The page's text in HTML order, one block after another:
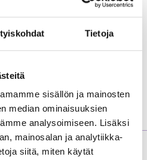
Tietoja
sisällön ja mainosten
median ominaisuuksien
analysoimiseen. Lisäksi
mainosalan ja analytiikka-
siitä, miten käytät
tilalle